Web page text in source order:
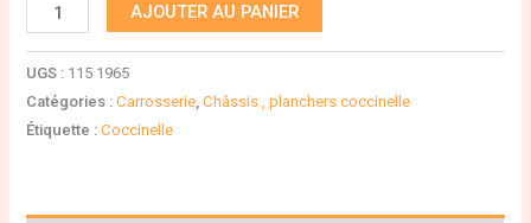
AJOUTER AU PANIER
UGS : 115 1965
Catégories :Carrosserie,Châssis , planchers coccinelle
Étiquette :Coccinelle